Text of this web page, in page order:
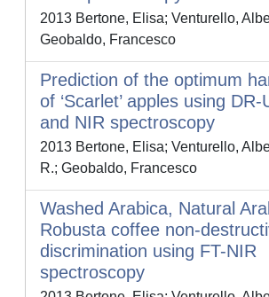
2013 Bertone, Elisa; Venturello,
Geobaldo, Francesco
Prediction of the optimum
of ‘Scarlet’ apples using DR-
and NIR spectroscopy
2013 Bertone, Elisa; Venturello,
R.; Geobaldo, Francesco
Washed Arabica, Natural
Robusta coffee non-
discrimination using FT-NIR
spectroscopy